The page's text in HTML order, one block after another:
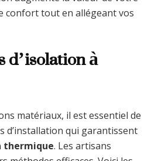
confort tout en allégeant vos
à
matériaux, il est essentiel de
d’installation qui garantissent
thermique. Les artisans